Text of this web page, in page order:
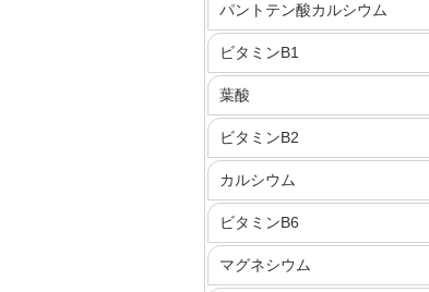
パントテン酸カルシウム
ビタミンB1
葉酸
ビタミンB2
カルシウム
ビタミンB6
マグネシウム